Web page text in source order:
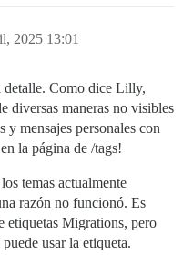
2025 13:01
detalle. Como dice Lilly,
diversas maneras no visibles
mensajes personales con
la página de /tags!
temas actualmente
razón no funcionó. Es
etiquetas Migrations, pero
usar la etiqueta.